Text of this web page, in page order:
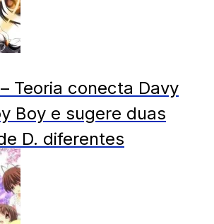
Teoria conecta Davy
Boy e sugere duas
D. diferentes